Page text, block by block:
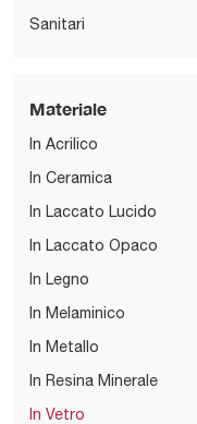
Sanitari
Materiale
In Acrilico
In Ceramica
In Laccato Lucido
In Laccato Opaco
In Legno
In Melaminico
In Metallo
In Resina Minerale
In Vetro